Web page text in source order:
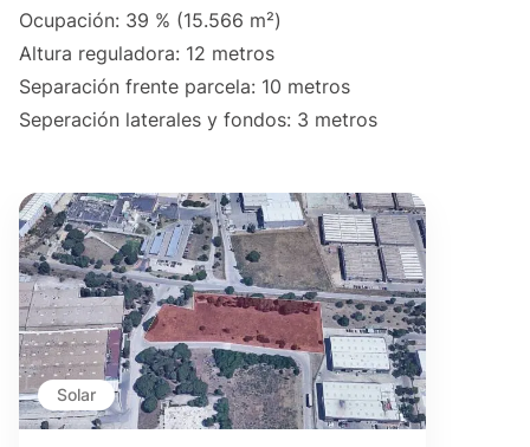
Ocupación: 39 % (15.566 m²)
Altura reguladora: 12 metros
Separación frente parcela: 10 metros
Seperación laterales y fondos: 3 metros
Solar